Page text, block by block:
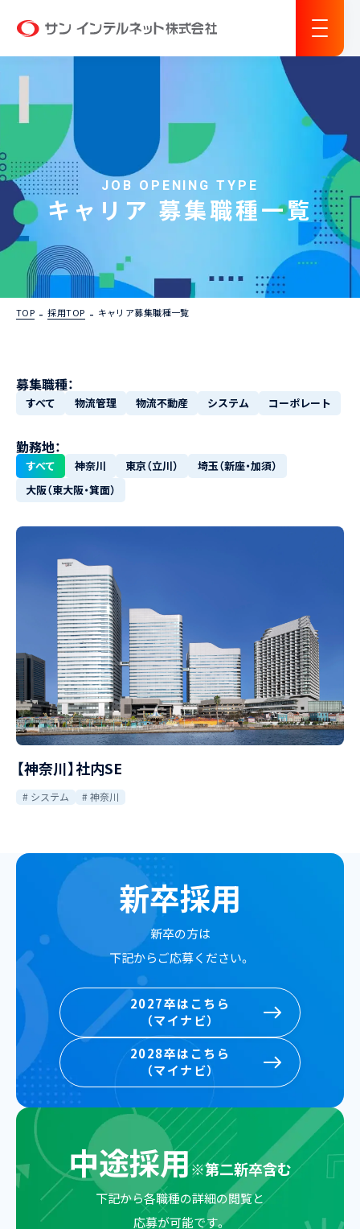
サン インテルネット
JOB OPENING TYPE
キャリア 募集職種一覧
TOP 採用TOP キャリア募集職種一覧
募集職種：
すべて 物流管理 物流不動産 システム コーポレート
勤務地：
すべて 神奈川 東京（立川）
埼玉（新座・加須）
大阪（東大阪・箕面）
【神奈川】社内SE
システム 神奈川
新卒採用
新卒の方は
下記からご応募ください。
2027卒はこちら
（マイナビ）
2027卒はこちら
（マイナビ）
2028卒はこちら
（マイナビ）
2028卒はこちら
（マイナビ）
中途採用※第二新卒含む
下記から各職種の詳細の閲覧と
応募が可能です。